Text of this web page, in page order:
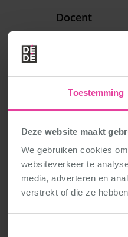
Toestemming
Deze website maakt
We gebruiken cookies
websiteverkeer te
media, adverteren en
verstrekt of die ze
Docent